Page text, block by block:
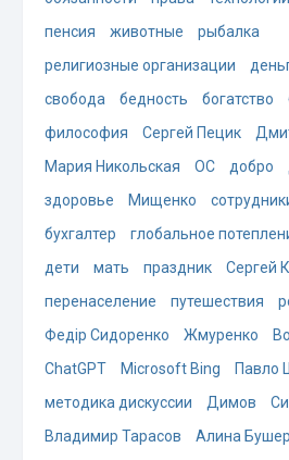
пенсия
животные
рыбалка
религиозные организации
свобода
бедность богатство
философия
Сергей Пецик
Мария Никольская
ОС добро
здоровье
Мищенко
бухгалтер
глобальное
дети
мать праздник
Сергей
перенаселение
путешествия
Федір Сидоренко
Жмуренко
ChatGPT
Microsoft Bing Павло
методика дискуссии
Димов
Владимир Тарасов
Алина Бушер